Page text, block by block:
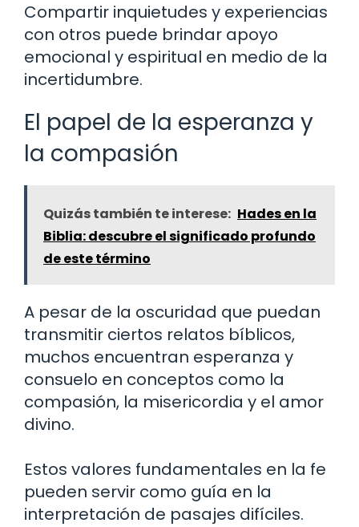
Compartir inquietudes y experiencias
con otros puede brindar apoyo
emocional y espiritual en medio de la
incertidumbre.
El papel de la esperanza y
la compasión
Quizás también te interese: Hades en la
Biblia: descubre el significado profundo
de este término
A pesar de la oscuridad que puedan
transmitir ciertos relatos bíblicos,
muchos encuentran esperanza y
consuelo en conceptos como la
compasión, la misericordia y el amor
divino.
Estos valores fundamentales en la fe
pueden servir como guía en la
interpretación de pasajes difíciles.